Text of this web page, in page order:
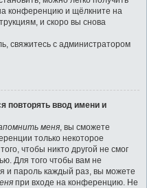
конференцию и щёлкните на
и скоро вы снова
свяжитесь с администратором
повторять ввод имени и
меня, вы сможете
только некоторое
чтобы никто другой не смог
Для того чтобы вам не
и пароль каждый раз, вы можете
при входе на конференцию. Не